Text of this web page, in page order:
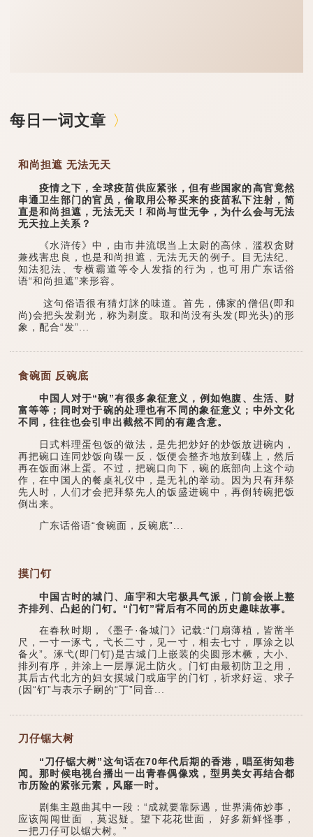
每日一词文章
和尚担遮 无法无天
疫情之下，全球疫苗供应紧张，但有些国家的高官竟然
串通卫生部门的官员，偷取用公帑买来的疫苗私下注射，简
直是和尚担遮，无法无天！和尚与世无争，为什么会与无法
无天拉上关系？
《水浒传》中，由市井流氓当上太尉的高俅﹐滥权贪财
兼残害忠良，也是和尚担遮﹐无法无天的例子。目无法纪、
知法犯法、专横霸道等令人发指的行为，也可用广东话俗
语“和尚担遮”来形容。
这句俗语很有猜灯詸的味道。首先，佛家的僧侣(即和
尚)会把头发剃光，称为剃度。取和尚没有头发(即光头)的形
象，配合“发”...
食碗面 反碗底
中国人对于“碗”有很多象征意义，例如饱腹、生活、财
富等等；同时对于碗的处理也有不同的象征意义；中外文化
不同，往往也会引申出截然不同的有趣含意。
日式料理蛋包饭的做法，是先把炒好的炒饭放进碗内，
再把碗口连同炒饭向碟一反﹐饭便会整齐地放到碟上，然后
再在饭面淋上蛋。不过，把碗口向下，碗的底部向上这个动
作，在中国人的餐桌礼仪中，是无礼的举动。因为只有拜祭
先人时，人们才会把拜祭先人的饭盛进碗中，再倒转碗把饭
倒出来。
广东话俗语“食碗面，反碗底”...
摸门钉
中国古时的城门、庙宇和大宅极具气派，门前会嵌上整
齐排列、凸起的门钉。“门钉”背后有不同的历史趣味故事。
在春秋时期，《墨子·备城门》记载:“门扇薄植，皆凿半
尺，一寸一涿弋，弋长二寸，见一寸，相去七寸，厚涂之以
备火”。涿弋(即门钉)是古城门上嵌装的尖圆形木橛，大小、
排列有序，并涂上一层厚泥土防火。门钉由最初防卫之用，
其后古代北方的妇女摸城门或庙宇的门钉，祈求好运、求子
(因“钉”与表示子嗣的“丁”同音...
刀仔锯大树
“刀仔锯大树”这句话在70年代后期的香港，唱至街知巷
闻。那时候电视台播出一出青春偶像戏，型男美女再结合都
市历险的紧张元素，风靡一时。
剧集主题曲其中一段：“成就要靠际遇，世界满佈妙事，
应该闯闯世面 ，莫迟疑。望下花花世面， 好多新鲜怪事，
一把刀仔可以锯大树。”